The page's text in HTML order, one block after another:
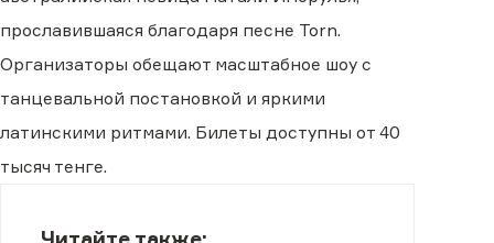
прославившаяся благодаря песне Torn.
Организаторы обещают масштабное шоу с
танцевальной постановкой и яркими
латинскими ритмами. Билеты доступны от 40
тысяч тенге.